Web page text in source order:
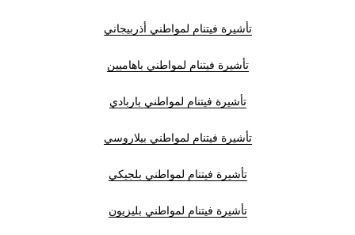
تأشيرة فيتنام لمواطني أذربيجاني
تأشيرة فيتنام لمواطني باهاميين
تأشيرة فيتنام لمواطني باربادي
تأشيرة فيتنام لمواطني بيلاروسي
تأشيرة فيتنام لمواطني بلجيكي
تأشيرة فيتنام لمواطني بليزيون